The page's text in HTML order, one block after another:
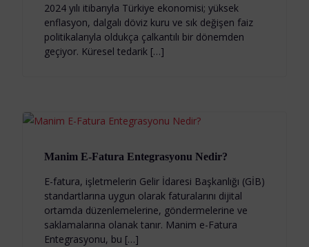
2024 yılı itibarıyla Türkiye ekonomisi; yüksek
enflasyon, dalgalı döviz kuru ve sık değişen faiz
politikalarıyla oldukça çalkantılı bir dönemden
geçiyor. Küresel tedarik […]
Manim E-Fatura Entegrasyonu Nedir?
E-fatura, işletmelerin Gelir İdaresi Başkanlığı (GİB)
standartlarına uygun olarak faturalarını dijital
ortamda düzenlemelerine, göndermelerine ve
saklamalarına olanak tanır. Manim e-Fatura
Entegrasyonu, bu […]